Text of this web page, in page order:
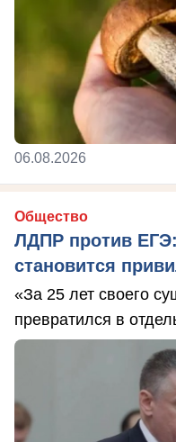
06.08.2026
Общество
ЛДПР против
становится
«За 25 лет своего
превратился в